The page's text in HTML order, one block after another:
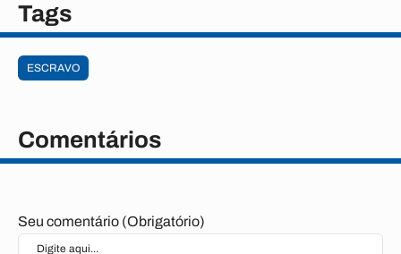
Tags
ESCRAVO
Comentários
Seu comentário (Obrigatório)